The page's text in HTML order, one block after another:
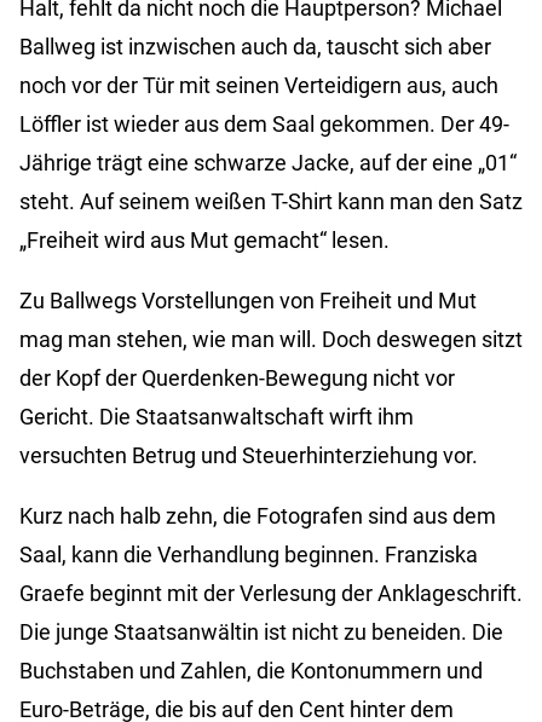
Halt, fehlt da nicht noch die Hauptperson? Michael
Ballweg ist inzwischen auch da, tauscht sich aber
noch vor der Tür mit seinen Verteidigern aus, auch
Löffler ist wieder aus dem Saal gekommen. Der 49-
Jährige trägt eine schwarze Jacke, auf der eine „01“
steht. Auf seinem weißen T-Shirt kann man den Satz
„Freiheit wird aus Mut gemacht“ lesen.
Zu Ballwegs Vorstellungen von Freiheit und Mut
mag man stehen, wie man will. Doch deswegen sitzt
der Kopf der Querdenken-Bewegung nicht vor
Gericht. Die Staatsanwaltschaft wirft ihm
versuchten Betrug und Steuerhinterziehung vor.
Kurz nach halb zehn, die Fotografen sind aus dem
Saal, kann die Verhandlung beginnen. Franziska
Graefe beginnt mit der Verlesung der Anklageschrift.
Die junge Staatsanwältin ist nicht zu beneiden. Die
Buchstaben und Zahlen, die Kontonummern und
Euro-Beträge, die bis auf den Cent hinter dem